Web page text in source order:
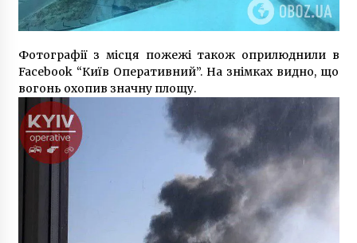
Фотографії з місця пожежі також оприлюднили в
Facebook “Київ Оперативний”. На знімках видно, що
вогонь охопив значну площу.